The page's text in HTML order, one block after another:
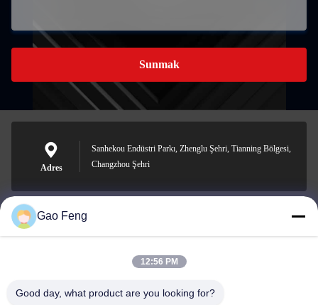
Sunmak
Adres
Sanhekou Endüstri Parkı, Zhenglu Şehri, Tianning Bölgesi,
Changzhou Şehri
suli@sulidry.com
Gao Feng
12:56 PM
Good day, what product are you looking for?